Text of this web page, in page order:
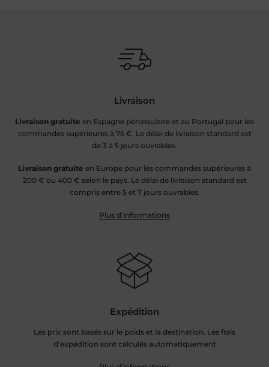
Livraison
Livraison gratuite en Espagne péninsulaire et au Portugal pour les
commandes supérieures à 75 €. Le délai de livraison standard est
de 3 à 5 jours ouvrables.
Livraison gratuite en Europe pour les commandes supérieures à
200 € ou 400 € selon le pays. Le délai de livraison standard est
compris entre 5 et 7 jours ouvrables.
Plus d'informations
Expédition
Les prix sont basés sur le poids et la destination. Les frais
d'expédition sont calculés automatiquement